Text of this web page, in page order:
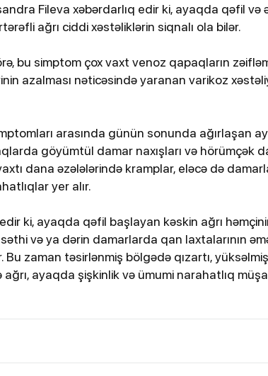
Fileva xəbərdarlıq edir ki, ayaqda qəfil və
ağrı ciddi xəstəliklərin siqnalı ola bilər.
bu simptom çox vaxt venoz qapaqların
azalması nəticəsində yaranan varikoz
arasında günün sonunda ağırlaşan
göyümtül damar naxışları və hörümçək
dana əzələlərində kramplar, eləcə də
yer alır.
ki, ayaqda qəfil başlayan kəskin ağrı
və ya dərin damarlarda qan laxtalarının
Bu zaman təsirlənmiş bölgədə qızartı,
ayaqda şişkinlik və ümumi narahatlıq